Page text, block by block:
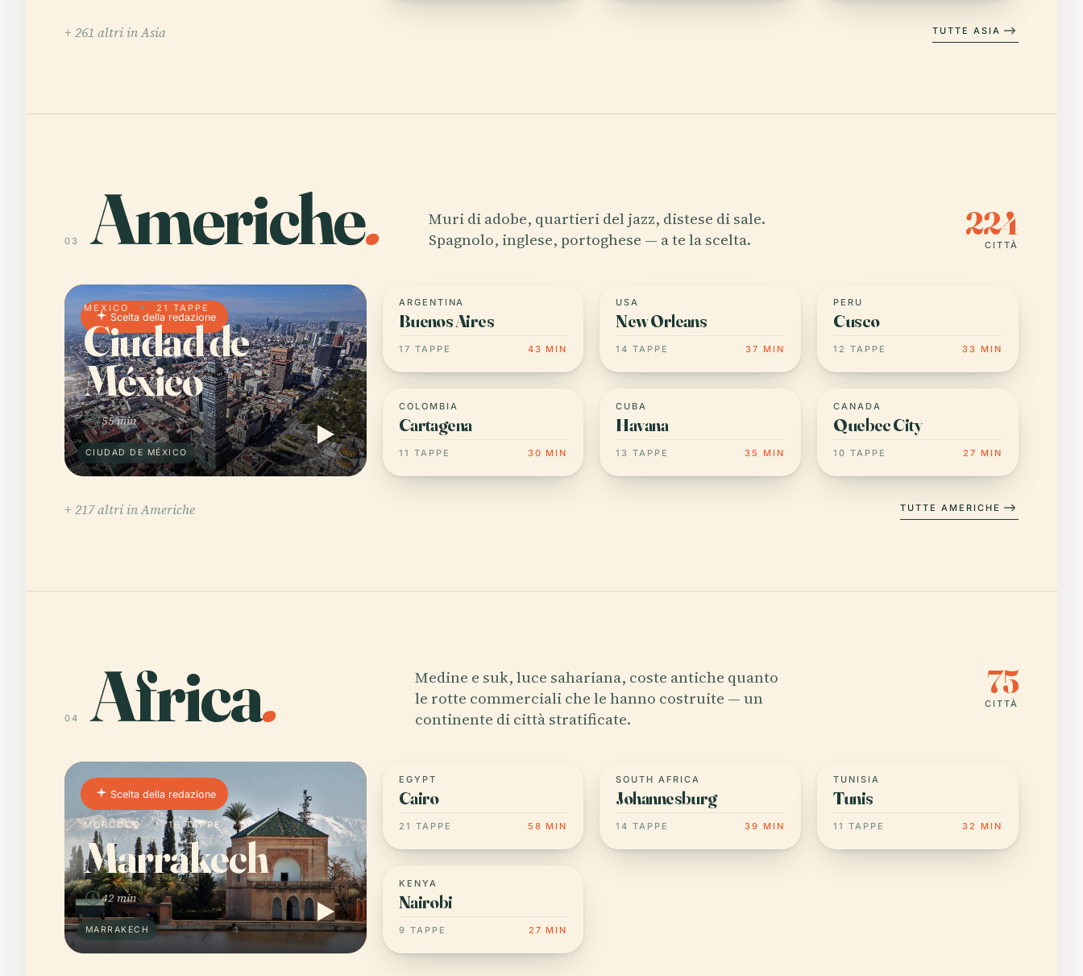
+ 261 altri in Asia TUTTE ASIA
03 Americhe.
Muri di adobe, quartieri del jazz, distese di sale.
Spagnolo, inglese, portoghese — a te la scelta.
224
CITTÀ
CIUDAD DE MÉXICO
Scelta della redazione
MEXICO 21 TAPPE
Ciudad de
México
55 min
ARGENTINA
Buenos Aires
17 TAPPE 43 MIN
USA
New Orleans
14 TAPPE 37 MIN
PERU
Cusco
12 TAPPE 33 MIN
COLOMBIA
Cartagena
11 TAPPE 30 MIN
CUBA
Havana
13 TAPPE 35 MIN
CANADA
Quebec City
10 TAPPE 27 MIN
+ 217 altri in Americhe TUTTE AMERICHE
04 Africa.
Medine e suk, luce sahariana, coste antiche quanto
le rotte commerciali che le hanno costruite — un
continente di città stratificate.
75
CITTÀ
MARRAKECH
Scelta della redazione
MOROCCO 16 TAPPE
Marrakech
42 min
EGYPT
Cairo
21 TAPPE 58 MIN
SOUTH AFRICA
Johannesburg
14 TAPPE 39 MIN
TUNISIA
Tunis
11 TAPPE 32 MIN
KENYA
Nairobi
9 TAPPE 27 MIN